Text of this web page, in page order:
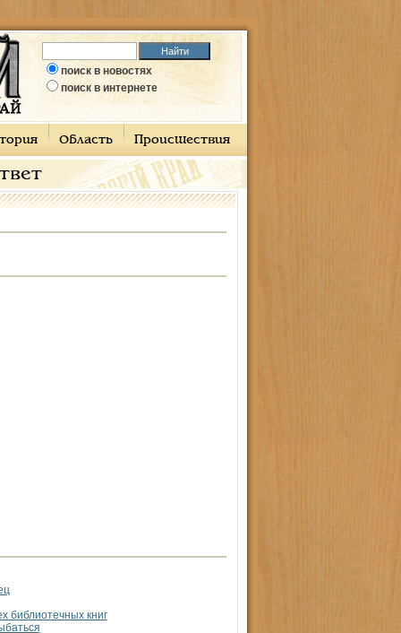
поиск в новостях
поиск в интернете
Область Происшествия
библиотечных книг